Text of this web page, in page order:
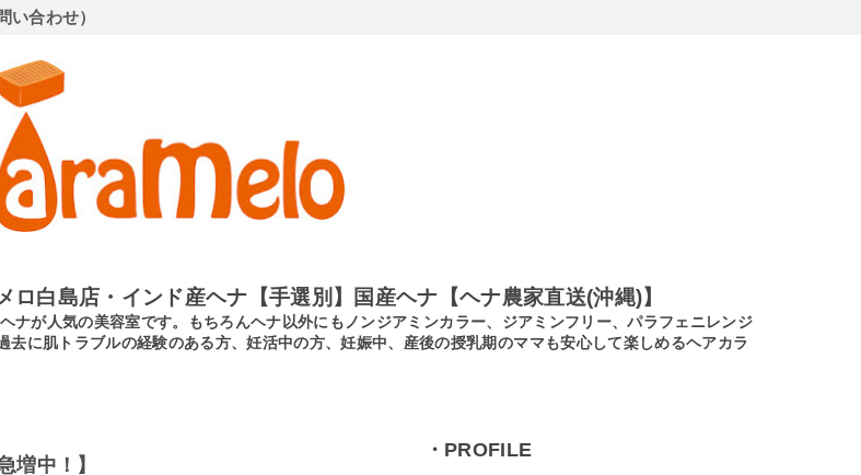
い合わせ）
白島店・インド産ヘナ【手選別】国産ヘナ【ヘナ農家直送(沖縄)】
が人気の美容室です。もちろんヘナ以外にもノンジアミンカラー、ジアミンフリー、パラフェニレンジ
に肌トラブルの経験のある方、妊活中の方、妊娠中、産後の授乳期のママも安心して楽しめるヘアカラ
増中！】
・PROFILE